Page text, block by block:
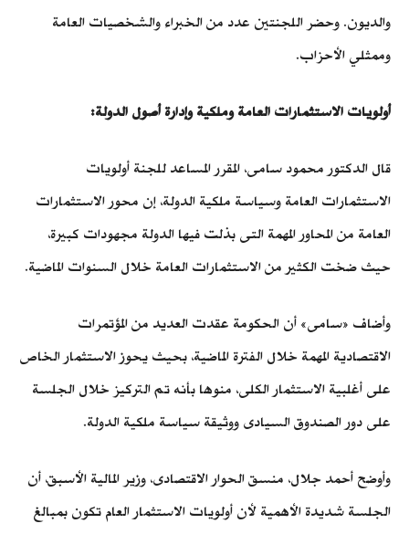
والديون. وحضر اللجنتين عدد من الخبراء والشخصيات العامة
وممثلي الأحزاب.
أولويات الاستثمارات العامة وملكية وإدارة أصول الدولة:
قال الدكتور محمود سامى، المقرر المساعد للجنة أولويات
الاستثمارات العامة وسياسة ملكية الدولة، إن محور الاستثمارات
العامة من المحاور المهمة التى بذلت فيها الدولة مجهودات كبيرة،
حيث ضخت الكثير من الاستثمارات العامة خلال السنوات الماضية.
وأضاف «سامى» أن الحكومة عقدت العديد من المؤتمرات
الاقتصادية المهمة خلال الفترة الماضية، بحيث يحوز الاستثمار الخاص
على أغلبية الاستثمار الكلى، منوها بأنه تم التركيز خلال الجلسة
على دور الصندوق السيادى ووثيقة سياسة ملكية الدولة.
وأوضح أحمد جلال، منسق الحوار الاقتصادى، وزير المالية الأسبق، أن
الجلسة شديدة الأهمية لأن أولويات الاستثمار العام تكون بمبالغ